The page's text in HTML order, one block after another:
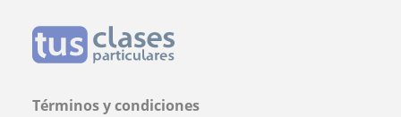
Términos y condiciones